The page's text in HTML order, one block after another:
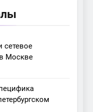
сетевое
Москве